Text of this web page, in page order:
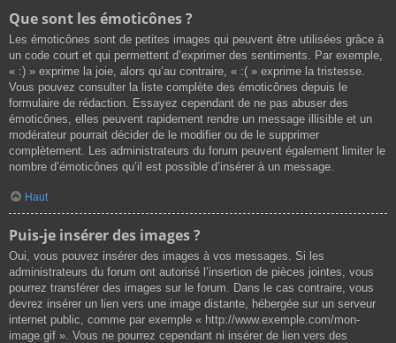
Que sont les émoticônes ?
Les émoticônes sont de petites images qui peuvent être utilisées grâce à
un code court et qui permettent d’exprimer des sentiments. Par exemple,
« :) » exprime la joie, alors qu’au contraire, « :( » exprime la tristesse.
Vous pouvez consulter la liste complète des émoticônes depuis le
formulaire de rédaction. Essayez cependant de ne pas abuser des
émoticônes, elles peuvent rapidement rendre un message illisible et un
modérateur pourrait décider de le modifier ou de le supprimer
complètement. Les administrateurs du forum peuvent également limiter le
nombre d’émoticônes qu’il est possible d’insérer à un message.
Haut
Puis-je insérer des images ?
Oui, vous pouvez insérer des images à vos messages. Si les
administrateurs du forum ont autorisé l’insertion de pièces jointes, vous
pourrez transférer des images sur le forum. Dans le cas contraire, vous
devrez insérer un lien vers une image distante, hébergée sur un serveur
internet public, comme par exemple « http://www.exemple.com/mon-
image.gif ». Vous ne pourrez cependant ni insérer de lien vers des